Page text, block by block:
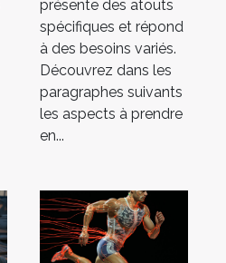
présente des atouts
spécifiques et répond
à des besoins variés.
Découvrez dans les
paragraphes suivants
les aspects à prendre
en...